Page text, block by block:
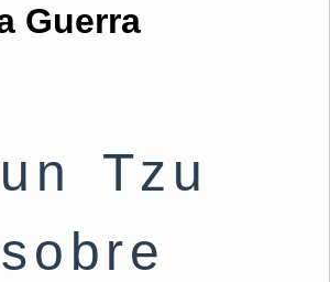
Guerra
Tzu
sobre